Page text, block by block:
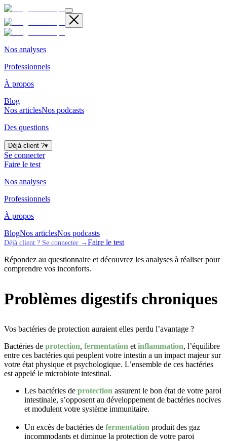
Nos analyses
Professionnels
À propos
Blog
Nos articlesNos podcasts
Des questions
Déjà client ?▾
Se connecter
Faire le test
Nos analyses
Professionnels
À propos
BlogNos articlesNos podcasts
Déjà client ? Se connecter → Faire le test
Répondez au questionnaire et découvrez les analyses à réaliser pour
comprendre vos inconforts.
Problèmes digestifs chroniques
Vos bactéries de protection auraient elles perdu l’avantage ?
Bactéries de protection, fermentation et inflammation, l’équilibre
entre ces bactéries qui peuplent votre intestin a un impact majeur sur
votre état physique et psychologique. L’ensemble de ces bactéries
est appelé le microbiote intestinal.
Les bactéries de protection assurent le bon état de votre paroi
intestinale, s’opposent au développement de bactéries nocives
et modulent votre système immunitaire.
Un excès de bactéries de fermentation produit des gaz
incommodants et diminue la protection de votre paroi